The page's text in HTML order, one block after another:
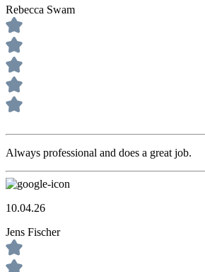
Rebecca Swam
Always professional and does a great job.
10.04.26
Jens Fischer